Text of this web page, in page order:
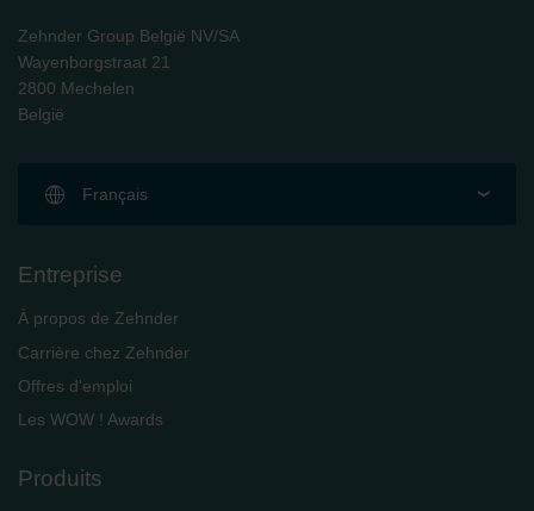
Zehnder Group België NV/SA
Wayenborgstraat 21
2800 Mechelen
België
Français
Entreprise
À propos de Zehnder
Carrière chez Zehnder
Offres d'emploi
Les WOW ! Awards
Produits